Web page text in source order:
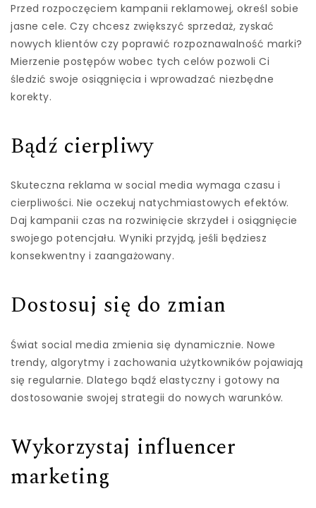
Przed rozpoczęciem kampanii reklamowej, określ sobie
jasne cele. Czy chcesz zwiększyć sprzedaż, zyskać
nowych klientów czy poprawić rozpoznawalność marki?
Mierzenie postępów wobec tych celów pozwoli Ci
śledzić swoje osiągnięcia i wprowadzać niezbędne
korekty.
Bądź cierpliwy
Skuteczna reklama w social media wymaga czasu i
cierpliwości. Nie oczekuj natychmiastowych efektów.
Daj kampanii czas na rozwinięcie skrzydeł i osiągnięcie
swojego potencjału. Wyniki przyjdą, jeśli będziesz
konsekwentny i zaangażowany.
Dostosuj się do zmian
Świat social media zmienia się dynamicznie. Nowe
trendy, algorytmy i zachowania użytkowników pojawiają
się regularnie. Dlatego bądź elastyczny i gotowy na
dostosowanie swojej strategii do nowych warunków.
Wykorzystaj influencer
marketing